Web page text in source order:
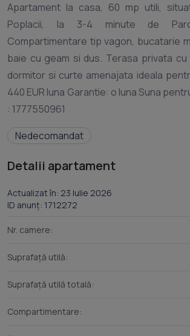
Apartament la casa, 60 mp utili,
Poplacii, la 3-4 minute de
Compartimentare tip vagon, bucatarie
baie cu geam si dus. Terasa privata cu acces direct din
dormitor si curte amenajata ideala pentru
440 EUR luna Garantie: o luna Suna pentru detalii. ID anun?
Nedecomandat
Detalii apartament
Actualizat în: 23 Iulie 2026
ID anunț: 1712272
Nr. camere:
Suprafață utilă:
Suprafață utilă totală:
Compartimentare: